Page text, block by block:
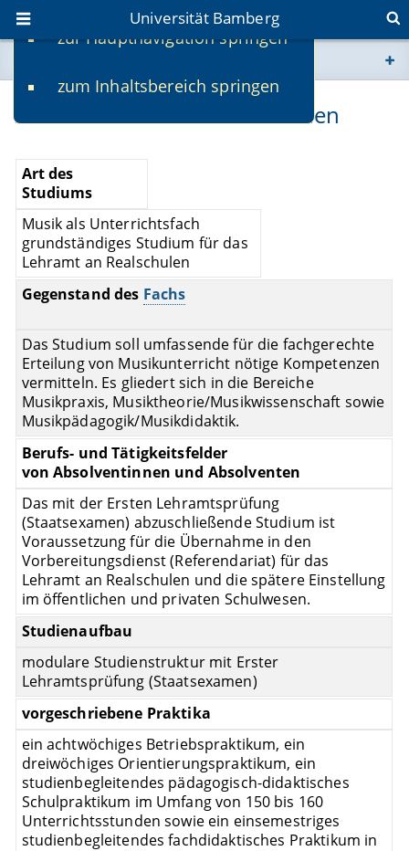
zur Hauptnavigation springen
zum Inhaltsbereich springen
Universität Bamberg
www.uni-bamberg.de
Musik - Lehramt an Realschulen
Art des
Studiums
Musik als Unterrichtsfach
grundständiges Studium für das
Lehramt an Realschulen
Gegenstand des Fachs
Das Studium soll umfassende für die fachgerechte
Erteilung von Musikunterricht nötige Kompetenzen
vermitteln. Es gliedert sich in die Bereiche
Musikpraxis, Musiktheorie/Musikwissenschaft sowie
Musikpädagogik/Musikdidaktik.
Berufs- und Tätigkeitsfelder
von Absolventinnen und Absolventen
Das mit der Ersten Lehramtsprüfung
(Staatsexamen) abzuschließende Studium ist
Voraussetzung für die Übernahme in den
Vorbereitungsdienst (Referendariat) für das
Lehramt an Realschulen und die spätere Einstellung
im öffentlichen und privaten Schulwesen.
Studienaufbau
modulare Studienstruktur mit Erster
Lehramtsprüfung (Staatsexamen)
vorgeschriebene Praktika
ein achtwöchiges Betriebspraktikum, ein
dreiwöchiges Orientierungspraktikum, ein
studienbegleitendes pädagogisch-didaktisches
Schulpraktikum im Umfang von 150 bis 160
Unterrichtsstunden sowie ein einsemestriges
studienbegleitendes fachdidaktisches Praktikum in